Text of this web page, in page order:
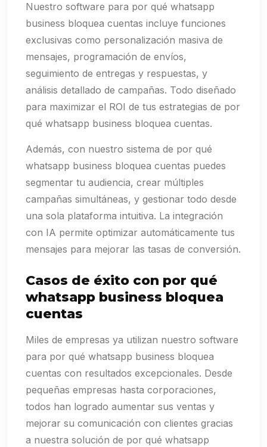
Nuestro software para por qué whatsapp
business bloquea cuentas incluye funciones
exclusivas como personalización masiva de
mensajes, programación de envíos,
seguimiento de entregas y respuestas, y
análisis detallado de campañas. Todo diseñado
para maximizar el ROI de tus estrategias de por
qué whatsapp business bloquea cuentas.
Además, con nuestro sistema de por qué
whatsapp business bloquea cuentas puedes
segmentar tu audiencia, crear múltiples
campañas simultáneas, y gestionar todo desde
una sola plataforma intuitiva. La integración
con IA permite optimizar automáticamente tus
mensajes para mejorar las tasas de conversión.
Casos de éxito con por qué
whatsapp business bloquea
cuentas
Miles de empresas ya utilizan nuestro software
para por qué whatsapp business bloquea
cuentas con resultados excepcionales. Desde
pequeñas empresas hasta corporaciones,
todos han logrado aumentar sus ventas y
mejorar su comunicación con clientes gracias
a nuestra solución de por qué whatsapp